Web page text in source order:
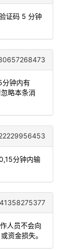
证码 5 分钟
分钟内有
略本条消
分钟内输
人员不会向
资金损失。